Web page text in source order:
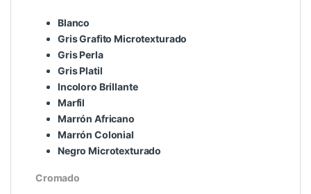
Blanco
Gris Grafito Microtexturado
Gris Perla
Gris Platil
Incoloro Brillante
Marfil
Marrón Africano
Marrón Colonial
Negro Microtexturado
Cromado